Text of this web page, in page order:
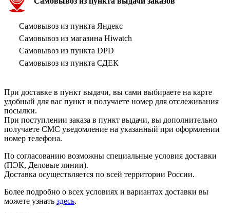
Самовывоз из пункта Яндекс
Самовывоз из магазина Hiwatch
Самовывоз из пункта DPD
Самовывоз из пункта СДЕК
При доставке в пункт выдачи, вы сами выбираете на карте
удобный для вас пункт и получаете номер для отслеживания
посылки.
При поступлении заказа в пункт выдачи, вы дополнительно
получаете СМС уведомление на указанный при оформлении
номер телефона.
По согласованию возможны специальные условия доставки
(ПЭК, Деловые линии).
Доставка осуществляется по всей территории России.
Более подробно о всех условиях и вариантах доставки вы
можете узнать здесь.